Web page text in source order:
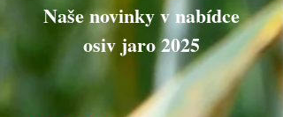
Naše novinky v nabídce
osiv jaro 2025